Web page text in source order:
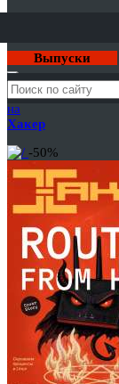
Выпуски
Годовая
подписка
на
Хакер
-50%